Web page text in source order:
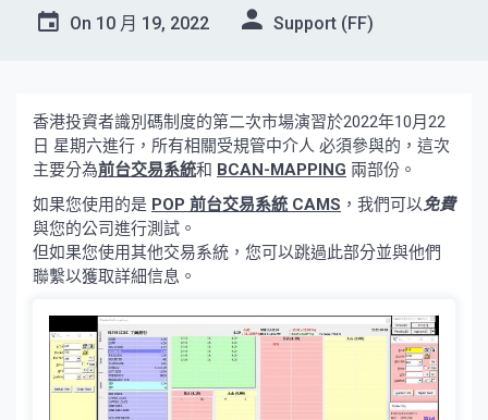
On 10 月 19, 2022 Support (FF)
香港投資者識別碼制度的第二次市場演習於2022年10月22
日 星期六進行，所有相關受規管中介人 必須參與的，這次
主要分為前台交易系統和 BCAN-MAPPING 兩部份。
如果您使用的是 POP 前台交易系統 CAMS ，我們可以免費
與您的公司進行測試。
但如果您使用其他交易系統，您可以跳過此部分並與他們
聯繫以獲取詳細信息。